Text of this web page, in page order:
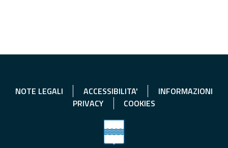
NOTE LEGALI ACCESSIBILITA'
INFORMAZIONI
PRIVACY
COOKIES